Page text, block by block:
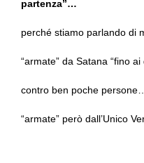
partenza”…
perché stiamo parlando di
“armate” da Satana “fino ai
contro ben poche persone…
“armate” però dall’Unico